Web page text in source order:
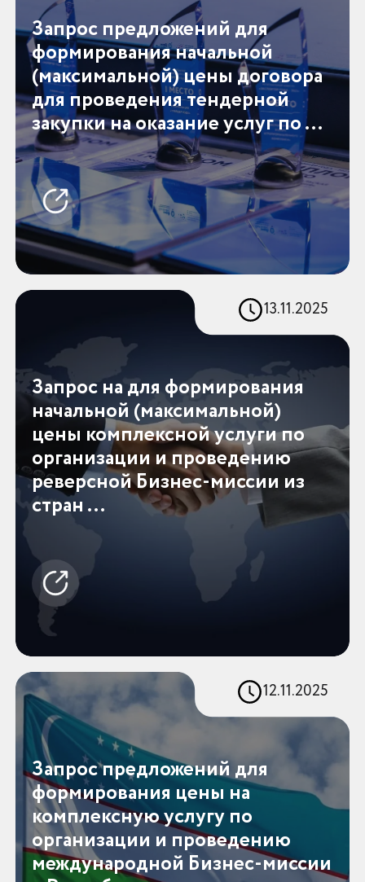
Запрос предложений для
формирования начальной
(максимальной) цены договора
для проведения тендерной
закупки на оказание услуг по ...
13.11.2025
Запрос на для формирования
начальной (максимальной)
цены комплексной услуги по
организации и проведению
реверсной Бизнес-миссии из
стран ...
12.11.2025
Запрос предложений для
формирования цены на
комплексную услугу по
организации и проведению
международной Бизнес-миссии